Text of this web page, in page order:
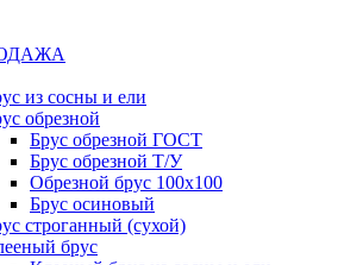
из сосны и ели
обрезной
Брус обрезной ГОСТ
Брус обрезной Т/У
Обрезной брус 100х100
Брус осиновый
строганный (сухой)
брус